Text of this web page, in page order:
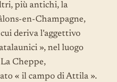
più antichi, la
en-Champagne,
deriva l'aggettivo
», nel luogo
Cheppe,
« il campo di Attila ».